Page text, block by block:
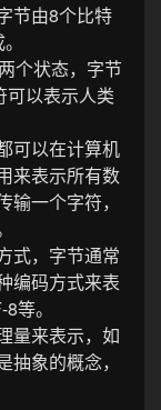
节由8个比特
个状态，字节
可以表示人类
可以在计算机
来表示所有数
一个字符，
式，字节通常
编码方式来表
等。
量来表示，如
象的概念，